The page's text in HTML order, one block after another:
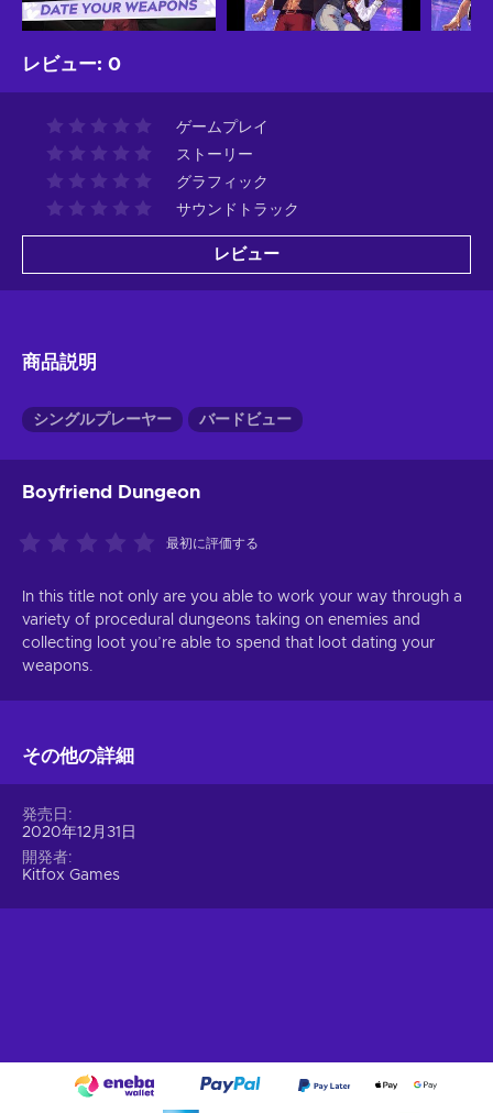
レビュー: 0
ゲームプレイ
ストーリー
グラフィック
サウンドトラック
レビュー
商品説明
シングルプレーヤー バードビュー
Boyfriend Dungeon
最初に評価する
In this title not only are you able to work your way through a
variety of procedural dungeons taking on enemies and
collecting loot you’re able to spend that loot dating your
weapons.
その他の詳細
発売日
2020年12月31日
開発者
Kitfox Games